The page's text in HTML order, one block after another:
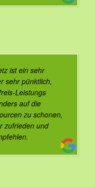
ist ein sehr
sehr pünktlich,
Leistungs
auf die
zu schonen,
zufrieden und